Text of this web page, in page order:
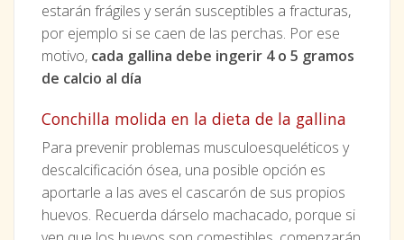
estarán frágiles y serán susceptibles a fracturas,
por ejemplo si se caen de las perchas. Por ese
motivo, cada gallina debe ingerir 4 o 5 gramos
de calcio al día
Conchilla molida en la dieta de la gallina
Para prevenir problemas musculoesqueléticos y
descalcificación ósea, una posible opción es
aportarle a las aves el cascarón de sus propios
huevos. Recuerda dárselo machacado, porque si